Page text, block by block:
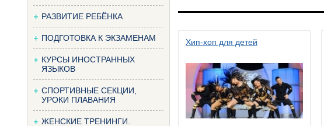
РАЗВИТИЕ РЕБЁНКА
ПОДГОТОВКА К ЭКЗАМЕНАМ
КУРСЫ ИНОСТРАННЫХ
ЯЗЫКОВ
СПОРТИВНЫЕ СЕКЦИИ,
УРОКИ ПЛАВАНИЯ
ЖЕНСКИЕ ТРЕНИНГИ.
Хип-хоп для детей